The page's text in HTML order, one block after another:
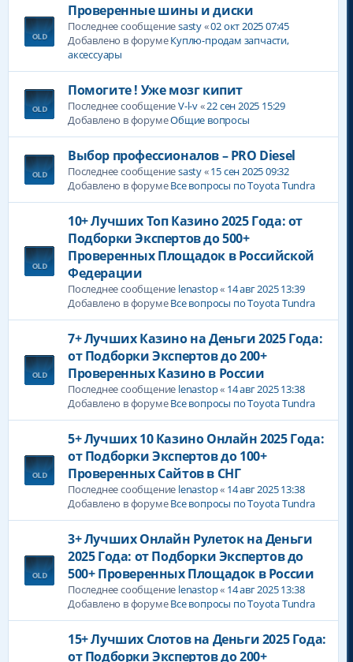
Проверенные шины и диски
Последнее сообщениеsasty«02 окт 2025 07:45
Добавлено в форумеКуплю-продам запчасти,
аксессуары
Помогите ! Уже мозг кипит
Последнее сообщениеV-l-v«22 сен 2025 15:29
Добавлено в форумеОбщие вопросы
Выбор профессионалов – PRO Diesel
Последнее сообщениеsasty«15 сен 2025 09:32
Добавлено в форумеВсе вопросы по Toyota Tundra
10+ Лучших Топ Казино 2025 Года: от
Подборки Экспертов до 500+
Проверенных Площадок в Российской
Федерации
Последнее сообщение lenastop« 14 авг 2025 13:39
Добавлено в форумеВсе вопросы по Toyota Tundra
7+ Лучших Казино на Деньги 2025 Года:
от Подборки Экспертов до 200+
Проверенных Казино в России
Последнее сообщение lenastop« 14 авг 2025 13:38
Добавлено в форумеВсе вопросы по Toyota Tundra
5+ Лучших 10 Казино Онлайн 2025 Года:
от Подборки Экспертов до 100+
Проверенных Сайтов в СНГ
Последнее сообщение lenastop« 14 авг 2025 13:38
Добавлено в форумеВсе вопросы по Toyota Tundra
3+ Лучших Онлайн Рулеток на Деньги
2025 Года: от Подборки Экспертов до
500+ Проверенных Площадок в России
Последнее сообщение lenastop« 14 авг 2025 13:38
Добавлено в форумеВсе вопросы по Toyota Tundra
15+ Лучших Слотов на Деньги 2025 Года:
от Подборки Экспертов до 200+